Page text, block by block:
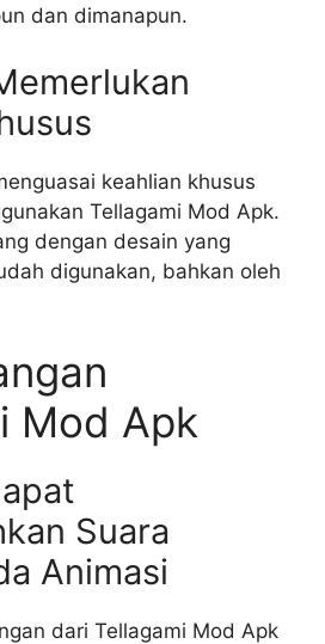
dan dimanapun.
keahlian khusus
Tellagami Mod Apk.
dengan desain yang
digunakan, bahkan oleh
Mod Apk
Suara
Animasi
dari Tellagami Mod Apk